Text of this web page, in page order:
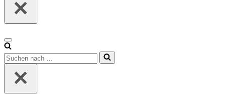
Navigationsmenü
Suchen
nach …